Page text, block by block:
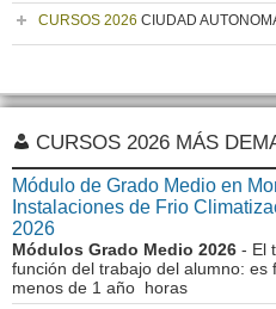
CURSOS 2026 CIUDAD
CURSOS 2026 MÁS
Módulo de Grado Medio en
Instalaciones de Frio
2026
Módulos Grado Medio 2026 - El
función del trabajo del alumno: es
menos de 1 año horas